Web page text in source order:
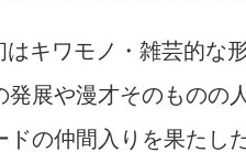
はキワモノ・雑芸的な
発展や漫才そのものの
ドの仲間入りを果たし